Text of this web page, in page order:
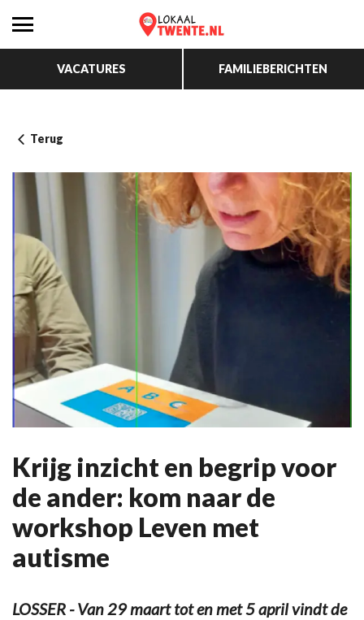
VACATURES FAMILIEBERICHTEN
Terug
Krijg inzicht en begrip voor
de ander: kom naar de
workshop Leven met
autisme
LOSSER - Van 29 maart tot en met 5 april vindt de